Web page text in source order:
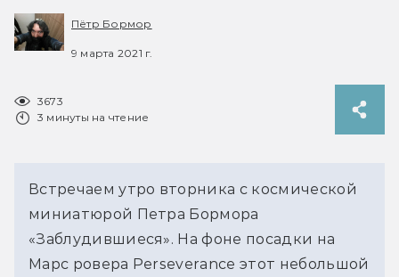
Пётр Бормор
9 марта 2021 г.
3673
3 минуты на чтение
Встречаем утро вторника с космической
миниатюрой Петра Бормора
«Заблудившиеся». На фоне посадки на
Марс ровера Perseverance этот небольшой